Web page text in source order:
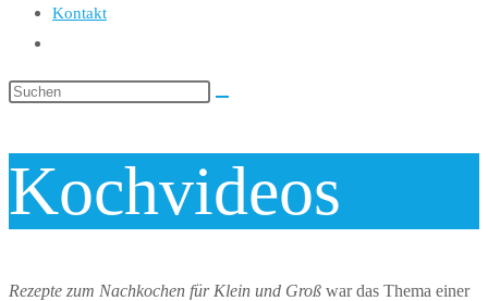
Kontakt
umschalten
Diese
durchsuchen
Kochvideos
Rezepte zum Nachkochen für Klein und Groß war das Thema einer